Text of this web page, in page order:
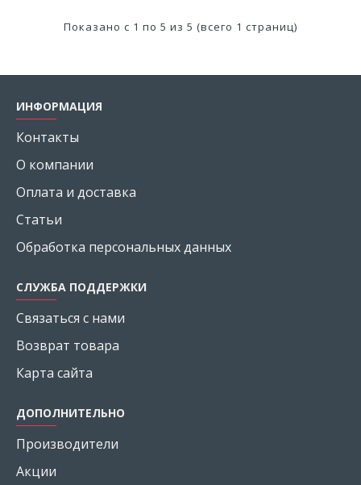
Показано с 1 по 5 из 5 (всего 1 страниц)
ИНФОРМАЦИЯ
Контакты
О компании
Оплата и доставка
Статьи
Обработка персональных данных
СЛУЖБА ПОДДЕРЖКИ
Связаться с нами
Возврат товара
Карта сайта
ДОПОЛНИТЕЛЬНО
Производители
Акции